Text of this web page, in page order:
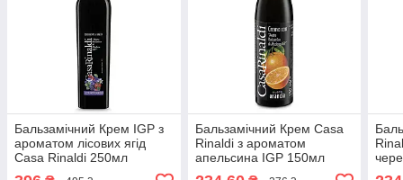
Бальзамічний Крем IGP з
ароматом лісових ягід
Casa Rinaldi 250мл
Бальзамічний Крем Casa
Rinaldi з ароматом
апельсина IGP 150мл